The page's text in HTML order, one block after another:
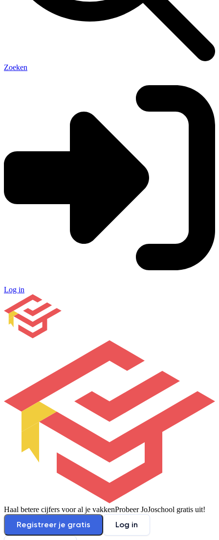
Zoeken
Log in
Haal betere cijfers voor al je vakkenProbeer JoJoschool gratis uit!
Registreer je gratis Log in